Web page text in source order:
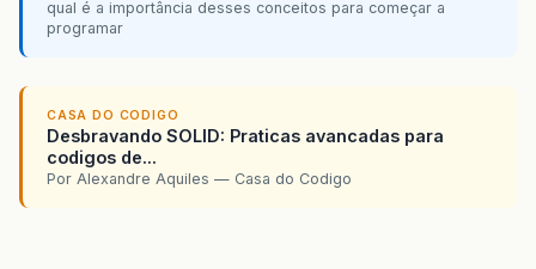
qual é a importância desses conceitos para começar a
programar
CASA DO CODIGO
Desbravando SOLID: Praticas avancadas para
codigos de...
Por Alexandre Aquiles — Casa do Codigo